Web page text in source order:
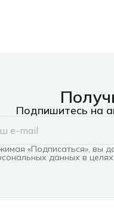
Подпишитесь на
«Подписаться», вы
данных в